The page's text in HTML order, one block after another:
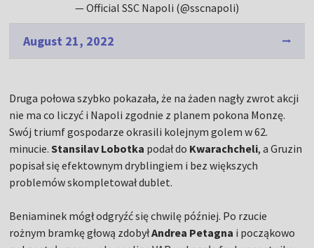
— Official SSC Napoli (@sscnapoli)
August 21, 2022
Druga połowa szybko pokazała, że na żaden nagły zwrot akcji
nie ma co liczyć i Napoli zgodnie z planem pokona Monzę.
Swój triumf gospodarze okrasili kolejnym golem w 62.
minucie.Stansilav Lobotka podał do Kwarachcheli, a Gruzin
popisał się efektownym dryblingiem i bez większych
problemów skompletował dublet.
Beniaminek mógł odgryźć się chwilę później. Po rzucie
rożnym bramkę głową zdobyłAndrea Petagna i począkowo